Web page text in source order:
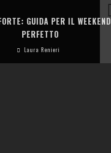
GUIDA PER IL WEEKEND
PERFETTO
Laura Renieri